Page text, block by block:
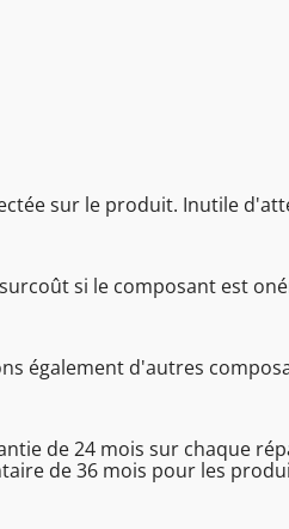
sur le produit. Inutile
si le composant est
également d'autres
de 24 mois sur chaque
de 36 mois pour les